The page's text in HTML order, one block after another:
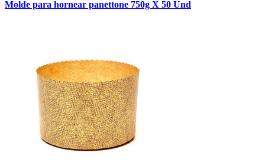
Molde para hornear panettone 750g X 50 Und